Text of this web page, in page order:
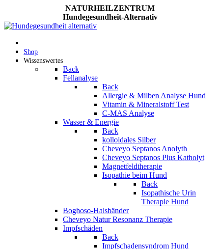
NATURHEILZENTRUM
Hundegesundheit-Alternativ
Shop
Wissenswertes
Back
Fellanalyse
Back
Allergie & Milben Analyse Hund
Vitamin & Mineralstoff Test
C-MAS Analyse
Wasser & Energie
Back
kolloidales Silber
Cheveyo Septanos Anolyth
Cheveyo Septanos Plus Katholyt
Magnetfeldtherapie
Isopathie beim Hund
Back
Isopathische Urin
Therapie Hund
Boghoso-Halsbänder
Cheveyo Natur Resonanz Therapie
Impfschäden
Back
Impfschadensyndrom Hund